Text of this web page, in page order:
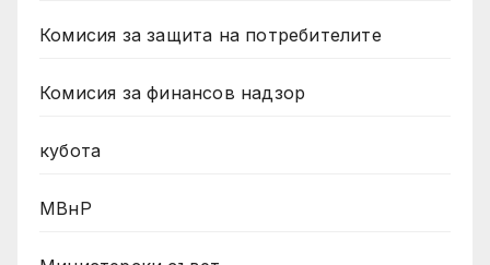
Комисия за защита на потребителите
Комисия за финансов надзор
кубота
МВнР